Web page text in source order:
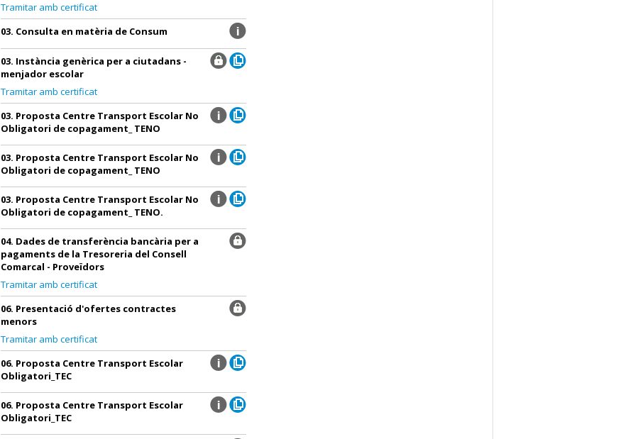
Tramitar amb certificat
03. Consulta en matèria de Consum
03. Instància genèrica per a ciutadans -
menjador escolar
Tramitar amb certificat
03. Proposta Centre Transport Escolar No
Obligatori de copagament_ TENO
03. Proposta Centre Transport Escolar No
Obligatori de copagament_ TENO
03. Proposta Centre Transport Escolar No
Obligatori de copagament_ TENO.
04. Dades de transferència bancària per a
pagaments de la Tresoreria del Consell
Comarcal - Proveïdors
Tramitar amb certificat
06. Presentació d'ofertes contractes
menors
Tramitar amb certificat
06. Proposta Centre Transport Escolar
Obligatori_TEC
06. Proposta Centre Transport Escolar
Obligatori_TEC